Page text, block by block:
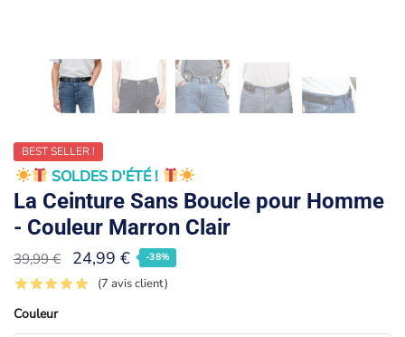
BEST SELLER !
SOLDES D'ÉTÉ !
La Ceinture Sans Boucle pour Homme
- Couleur Marron Clair
39,99€ 24,99 € -38%
(7 avis client)
Couleur